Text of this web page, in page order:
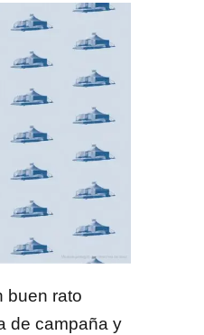
buen rato
de campaña y